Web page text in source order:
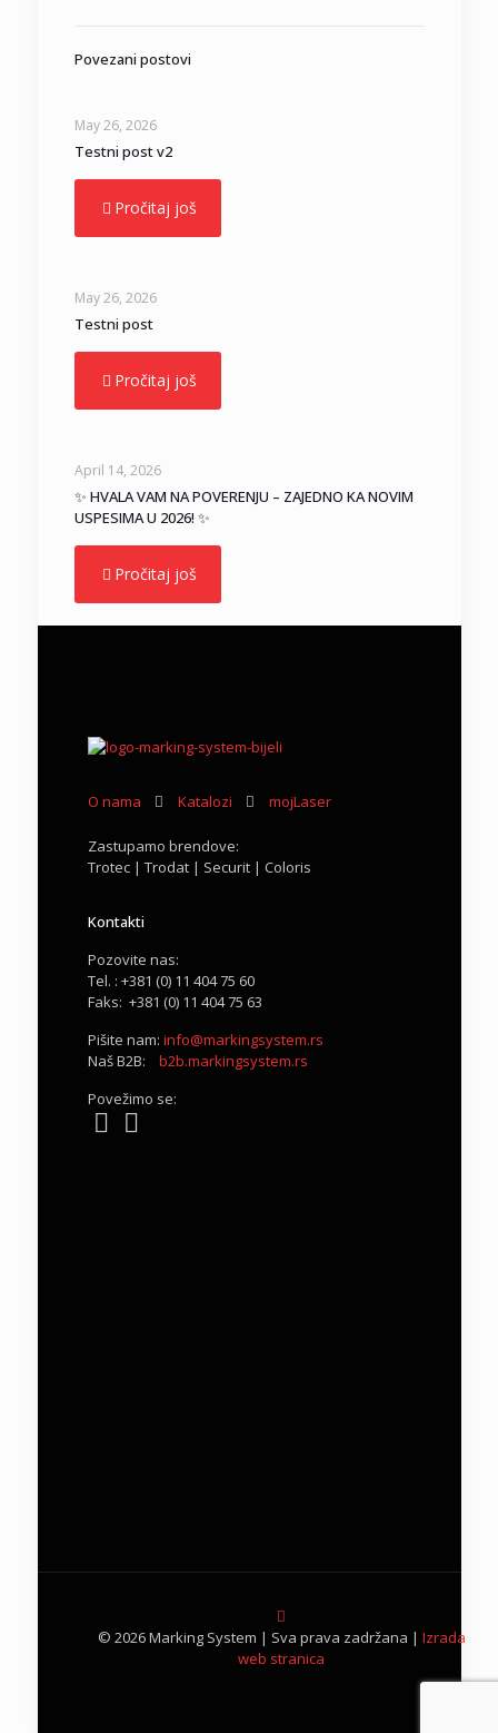
Povezani postovi
May 26, 2026
Testni post v2
Pročitaj još
May 26, 2026
Testni post
Pročitaj još
April 14, 2026
✨ HVALA VAM NA POVERENJU – ZAJEDNO KA NOVIM
USPESIMA U 2026! ✨
Pročitaj još
O nama Katalozi mojLaser
Zastupamo brendove:
Trotec | Trodat | Securit | Coloris
Kontakti
Pozovite nas:
Tel. : +381 (0) 11 404 75 60
Faks: +381 (0) 11 404 75 63
Pišite nam: info@markingsystem.rs
Naš B2B: b2b.markingsystem.rs
Povežimo se:
© 2026 Marking System | Sva prava zadržana | Izrada
web stranica